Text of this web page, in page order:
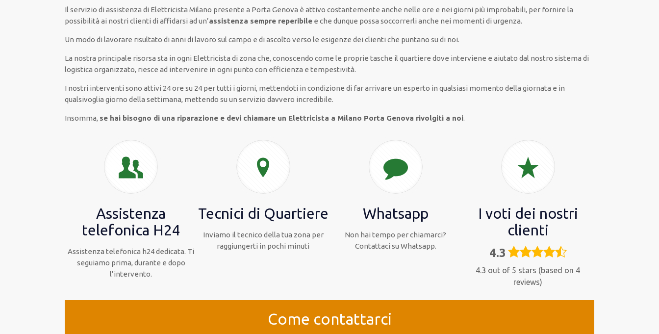
Il servizio di assistenza di Elettricista Milano presente a Porta Genova èattivo costantemente anche nelle ore e nei giorni più improbabili, per fornire la
possibilità ai nostri clienti diaffidarsi ad un’assistenza sempre reperibile e chedunque possa soccorrerli anche nei momenti di urgenza.
Un modo di lavorare risultato di anni di lavoro sul campo e di ascolto verso le esigenzedei clienti che puntano su di noi.
La nostra principale risorsa sta in ogni Elettricista di zona che, conoscendo come le proprie tasche il quartiere dove interviene eaiutato dal nostro sistema di
logistica organizzato, riesce ad intervenire in ogni punto con efficienza e tempestività.
I nostri interventi sono attivi 24 ore su 24 pertutti i giorni, mettendoti in condizione di fararrivare un esperto inqualsiasi momento della giornata e in
qualsivoglia giorno della settimana, mettendo su un serviziodavvero incredibile.
Insomma, se hai bisogno di una riparazione e devi chiamare un Elettricista a Milano Porta Genova rivolgiti a noi.
Assistenza
telefonica H24
Assistenza telefonica h24 dedicata. Ti
seguiamo prima, durante e dopo
l’intervento.
Tecnici di Quartiere
Inviamo il tecnico della tua zona per
raggiungerti in pochi minuti
Whatsapp
Non hai tempo per chiamarci?
Contattaci su Whatsapp.
I voti dei nostri
clienti
4.3 4,3
4.3 out of 5 stars (based on 4
reviews)
Come contattarci